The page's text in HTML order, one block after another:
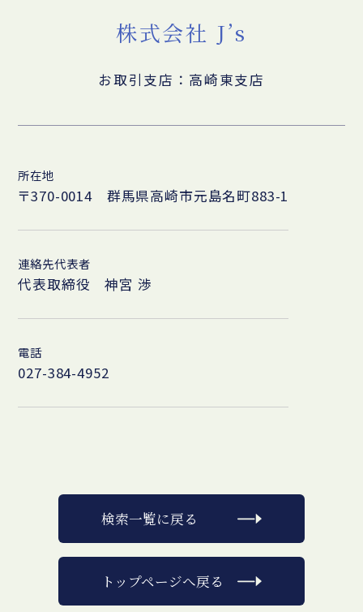
株式会社 J’s
お取引支店：高崎東支店
所在地
〒370-0014 群馬県高崎市元島名町883-1
連絡先代表者
代表取締役 神宮 渉
電話
027-384-4952
検索一覧に戻る
トップページへ戻る